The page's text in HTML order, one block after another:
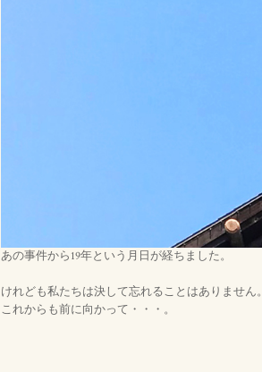
あの事件から19年という月日が経ちました。
けれども私たちは決して忘れることはありません。
これからも前に向かって・・・。